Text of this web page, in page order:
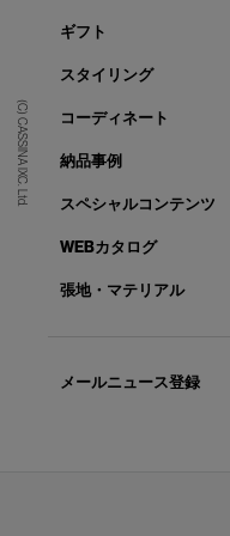
(C) CASSINA IXC. Ltd.
ギフト
スタイリング
コーディネート
納品事例
スペシャルコンテンツ
WEBカタログ
張地・マテリアル
メールニュース登録